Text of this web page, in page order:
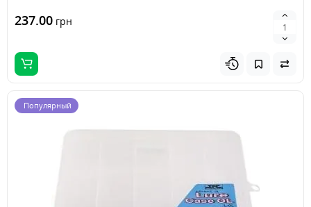
237.00 грн
Популярный